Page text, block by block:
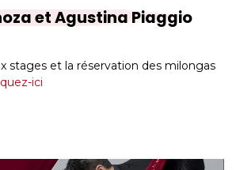
et Agustina Piaggio
stages et la réservation des milongas
ici